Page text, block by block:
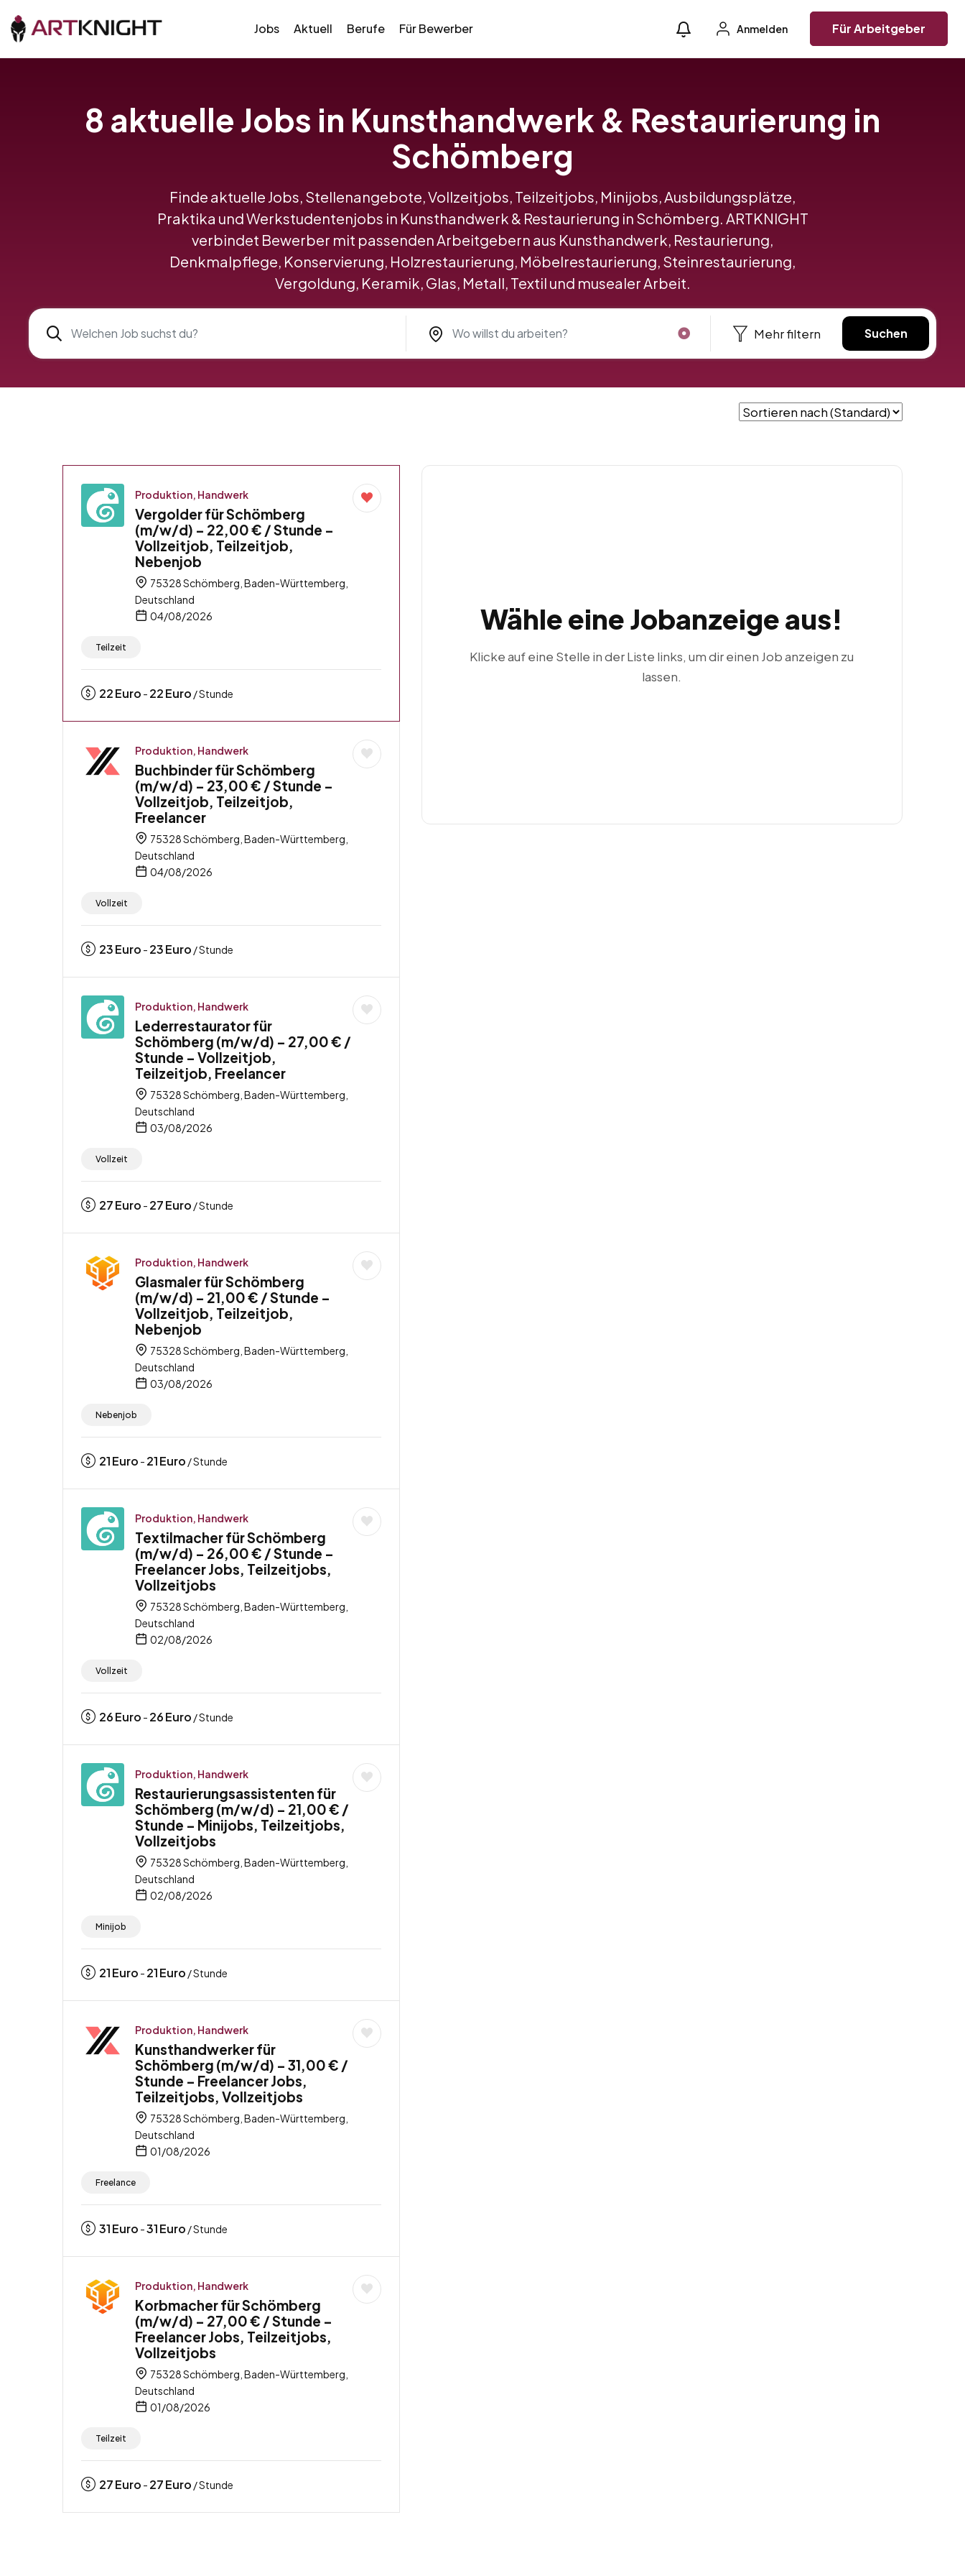
Jobs Aktuell Berufe Für Bewerber Anmelden Für Arbeitgeber
8 aktuelle Jobs in Kunsthandwerk & Restaurierung in
Schömberg
Finde aktuelle Jobs, Stellenangebote, Vollzeitjobs, Teilzeitjobs, Minijobs, Ausbildungsplätze,
Praktika und Werkstudentenjobs in Kunsthandwerk & Restaurierung in Schömberg. ARTKNIGHT
verbindet Bewerber mit passenden Arbeitgebern aus Kunsthandwerk, Restaurierung,
Denkmalpflege, Konservierung, Holzrestaurierung, Möbelrestaurierung, Steinrestaurierung,
Vergoldung, Keramik, Glas, Metall, Textil und musealer Arbeit.
Mehr filtern Suchen
Produktion, Handwerk
Vergolder für Schömberg
(m/w/d) – 22,00 € / Stunde –
Vollzeitjob, Teilzeitjob,
Nebenjob
75328 Schömberg, Baden-Württemberg,
Deutschland
04/08/2026
Teilzeit
22Euro - 22Euro / Stunde
Produktion, Handwerk
Buchbinder für Schömberg
(m/w/d) – 23,00 € / Stunde –
Vollzeitjob, Teilzeitjob,
Freelancer
75328 Schömberg, Baden-Württemberg,
Deutschland
04/08/2026
Vollzeit
23Euro - 23Euro / Stunde
Produktion, Handwerk
Lederrestaurator für
Schömberg (m/w/d) – 27,00 € /
Stunde – Vollzeitjob,
Teilzeitjob, Freelancer
75328 Schömberg, Baden-Württemberg,
Deutschland
03/08/2026
Vollzeit
27Euro - 27Euro / Stunde
Produktion, Handwerk
Glasmaler für Schömberg
(m/w/d) – 21,00 € / Stunde –
Vollzeitjob, Teilzeitjob,
Nebenjob
75328 Schömberg, Baden-Württemberg,
Deutschland
03/08/2026
Nebenjob
21Euro - 21Euro / Stunde
Produktion, Handwerk
Textilmacher für Schömberg
(m/w/d) – 26,00 € / Stunde –
Freelancer Jobs, Teilzeitjobs,
Vollzeitjobs
75328 Schömberg, Baden-Württemberg,
Deutschland
02/08/2026
Vollzeit
26Euro - 26Euro / Stunde
Produktion, Handwerk
Restaurierungsassistenten für
Schömberg (m/w/d) – 21,00 € /
Stunde – Minijobs, Teilzeitjobs,
Vollzeitjobs
75328 Schömberg, Baden-Württemberg,
Deutschland
02/08/2026
Minijob
21Euro - 21Euro / Stunde
Produktion, Handwerk
Kunsthandwerker für
Schömberg (m/w/d) – 31,00 € /
Stunde – Freelancer Jobs,
Teilzeitjobs, Vollzeitjobs
75328 Schömberg, Baden-Württemberg,
Deutschland
01/08/2026
Freelance
31Euro -31Euro / Stunde
Produktion, Handwerk
Korbmacher für Schömberg
(m/w/d) – 27,00 € / Stunde –
Freelancer Jobs, Teilzeitjobs,
Vollzeitjobs
75328 Schömberg, Baden-Württemberg,
Deutschland
01/08/2026
Teilzeit
27Euro - 27Euro / Stunde
Wähle eine Jobanzeige aus!
Klicke auf eine Stelle in der Liste links, um dir einen Job anzeigen zu
lassen.